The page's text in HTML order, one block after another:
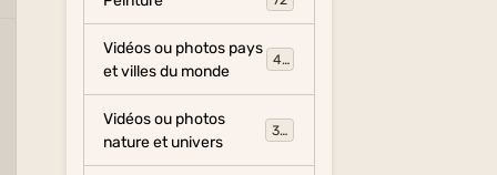
Vidéos ou photos pays
et villes du monde
454
Vidéos ou photos
nature et univers
325